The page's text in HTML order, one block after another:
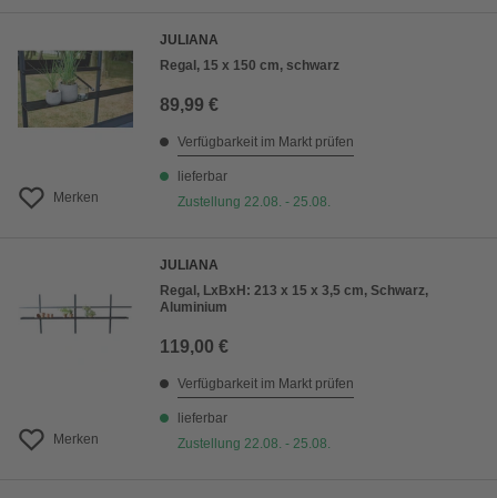
Merken
JULIANA
Regal, 15 x 150 cm, schwarz
89,99 €
Verfügbarkeit im Markt prüfen
lieferbar
Zustellung 22.08. - 25.08.
Merken
JULIANA
Regal, LxBxH: 213 x 15 x 3,5 cm, Schwarz,
Aluminium
119,00 €
Verfügbarkeit im Markt prüfen
lieferbar
Zustellung 22.08. - 25.08.